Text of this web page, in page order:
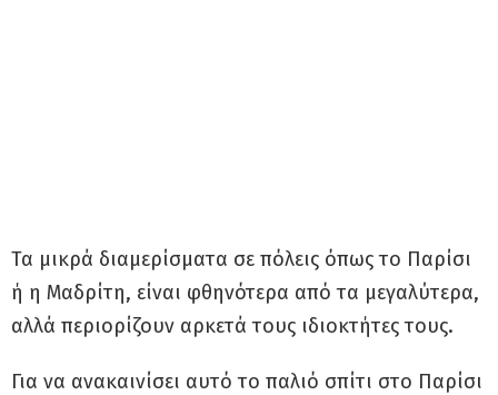
Τα μικρά διαμερίσματα σε πόλεις όπως το Παρίσι
ή η Μαδρίτη, είναι φθηνότερα από τα μεγαλύτερα,
αλλά περιορίζουν αρκετά τους ιδιοκτήτες τους.
Για να ανακαινίσει αυτό το παλιό σπίτι στο Παρίσι